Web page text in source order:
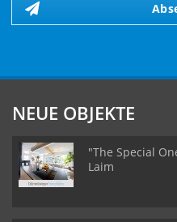
NEUE OBJEKTE
"The Special
Laim